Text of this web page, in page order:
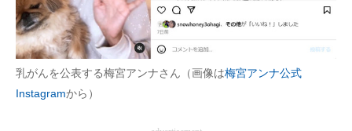
乳がんを公表する梅宮アンナさん（画像は梅宮アンナ公式
Instagramから）